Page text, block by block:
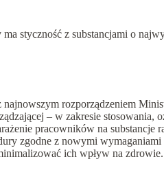
styczność z substancjami o
rozporządzeniem
– w zakresie
pracowników na substancje
zgodne z nowymi
ich wpływ na zdrowie.